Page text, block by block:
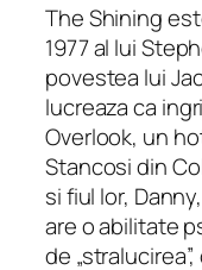
The Shining
1977 al lui
povestea lui
lucreaza ca
Overlook, un
Stancosi din
si fiul lor,
are o abilitate
de